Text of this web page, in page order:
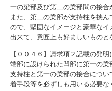
一の梁部及び第二の梁部間の接合
また、第二の梁部が支持柱を挟
ので、堅固なイメージと豪華な
出来て、意匠上も好ましいものと
【００４６】請求項２記載の発
端部に設けられた凹部に第一の梁
支持柱と第一の梁部の接合につ
着手段等を必ずしも用いる必要